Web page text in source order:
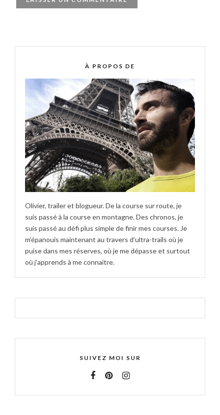
À PROPOS DE
Olivier, trailer et blogueur. De la course sur route, je
suis passé à la course en montagne. Des chronos, je
suis passé au défi plus simple de finir mes courses. Je
m’épanouis maintenant au travers d’ultra-trails où je
puise dans mes réserves, où je me dépasse et surtout
où j’apprends à me connaitre.
SUIVEZ MOI SUR